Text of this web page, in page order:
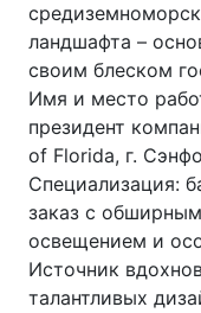
ландшафта –
своим блеском
Имя и место
президент
of Florida, г.
Специализация:
заказ с
освещением и
Источник
талантливых